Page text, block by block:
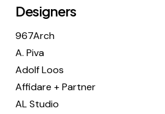
Designers
967Arch
A. Piva
Adolf Loos
Affidare + Partner
AL Studio